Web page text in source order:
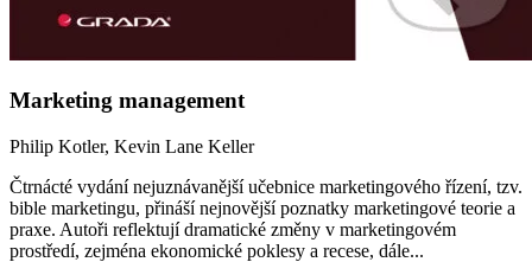
Marketing management
Philip Kotler, Kevin Lane Keller
Čtrnácté vydání nejuznávanější učebnice marketingového řízení, tzv.
bible marketingu, přináší nejnovější poznatky marketingové teorie a
praxe. Autoři reflektují dramatické změny v marketingovém
prostředí, zejména ekonomické poklesy a recese, dále...